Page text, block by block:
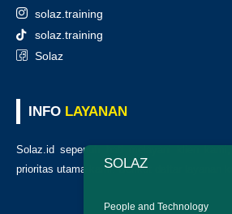
solaz.training
solaz.training
Solaz
INFO LAYANAN
Solaz.id sepenuh hati melayani klien kami,
prioritas utama kami. Berikut daftar layanan
SOLAZ
People and Technology